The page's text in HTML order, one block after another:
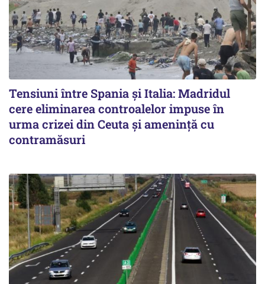
Tensiuni între Spania și Italia: Madridul
cere eliminarea controalelor impuse în
urma crizei din Ceuta și amenință cu
contramăsuri